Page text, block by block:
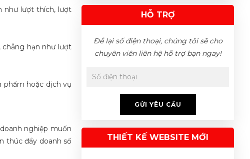
như lượt thích, lượt
hạn như lượt
phẩm hoặc dịch vụ
nghiệp muốn
thúc đẩy doanh số
phẩm 07/08/2026
kinh doanh online …
HỖ TRỢ
Để lại số điện thoại, chúng tôi sẽ cho
chuyên viên liên hệ hỗ trợ bạn ngay!
GỬI YÊU CẦU
THIẾT KẾ WEBSITE MỚI